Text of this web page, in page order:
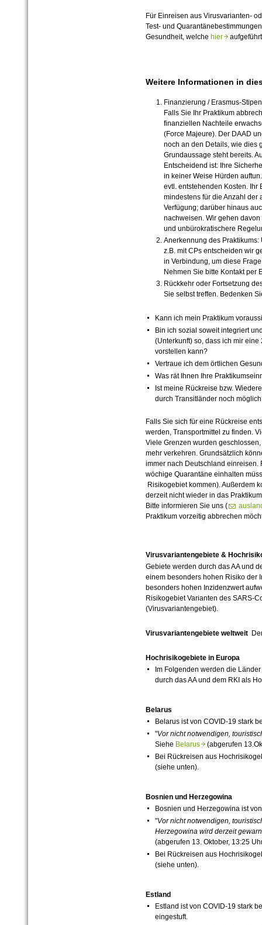
Für Einreisen aus Virusvarianten-
Test- und
Gesundheit, welche hier
Weitere Informationen in
Finanzierung / Erasmus-
Falls Sie Ihr Praktikum
finanziellen Nachteile
(Force Majeure). Der DAAD
noch an den Details, wie dies
Grundaussage steht bereits.
Entscheidend ist: Ihre
in keiner Weise Hürden
evtl. entstehenden Kosten. Ihr
mindestens für die Anzahl der
Verfügung; darüber hinaus
nachweisen. Wir gehen
und unbürokratischere
Anerkennung des
z.B. mit CPs entscheiden wir
in Verbindung, um diese
Nehmen Sie bitte Kontakt per
Rückkehr oder Fortsetzung
Sie selbst treffen. Bedenken
Kann ich mein Praktikum
Bin ich sozial soweit integriert
(Unterkunft) so, dass ich mir
vorstellen kann?
Vertraue ich dem örtlichen
Was rät Ihnen Ihre
Ist meine Rückreise bzw.
durch Transitländer noch
Falls Sie sich für eine Rückreise
werden, Transportmittel zu finden.
Viele Grenzen wurden
mehr verkehren. Grundsätzlich
immer nach Deutschland einreisen.
wöchige Quarantäne einhalten
Risikogebiet kommen). Außerdem
derzeit nicht wieder in das
Bitte informieren Sie uns (
Praktikum vorzeitig abbrechen
Virusvariantengebiete &
Gebiete werden durch das AA und
einem besonders hohen Risiko der
besonders hohen Inzidenzwert
Risikogebiet Varianten des SARS-
(Virusvariantengebiet).
Virusvariantengebiete weltweit
Hochrisikogebiete in Europa
Im Folgenden werden die
durch das AA und dem RKI als
Belarus
Belarus ist von COVID-19stark
"Vor nicht notwendigen,
Siehe Belarus(abgerufen
Bei Rückreisen aus
(siehe unten).
Bosnien und Herzegowina
Bosnien und Herzegowina ist
"Vor nicht notwendigen,
Herzegowina wird derzeit
(abgerufen 13. Oktober, 13:25
Bei Rückreisen aus
(siehe unten).
Estland
Estland ist von COVID-19stark
eingestuft.